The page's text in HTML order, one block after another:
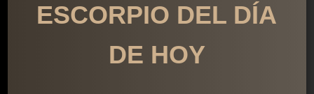
ESCORPIO DEL DÍA
DE HOY